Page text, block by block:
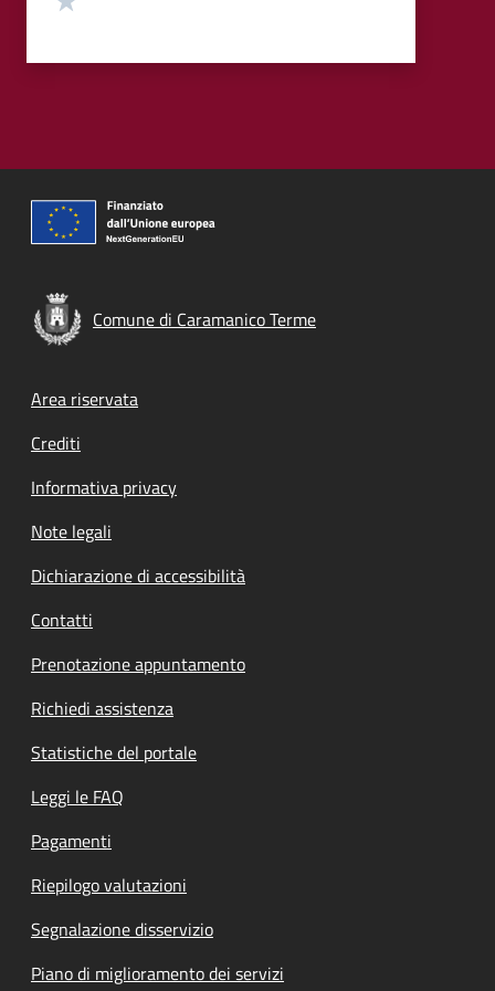
Comune di Caramanico Terme
Footer menu
Area riservata
Crediti
Informativa privacy
Note legali
Dichiarazione di accessibilità
Contatti
Prenotazione appuntamento
Richiedi assistenza
Statistiche del portale
Leggi le FAQ
Pagamenti
Riepilogo valutazioni
Segnalazione disservizio
Piano di miglioramento dei servizi